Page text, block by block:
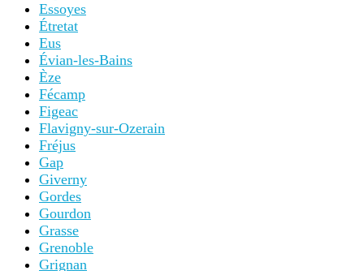
Essoyes
Étretat
Eus
Évian-les-Bains
Èze
Fécamp
Figeac
Flavigny-sur-Ozerain
Fréjus
Gap
Giverny
Gordes
Gourdon
Grasse
Grenoble
Grignan